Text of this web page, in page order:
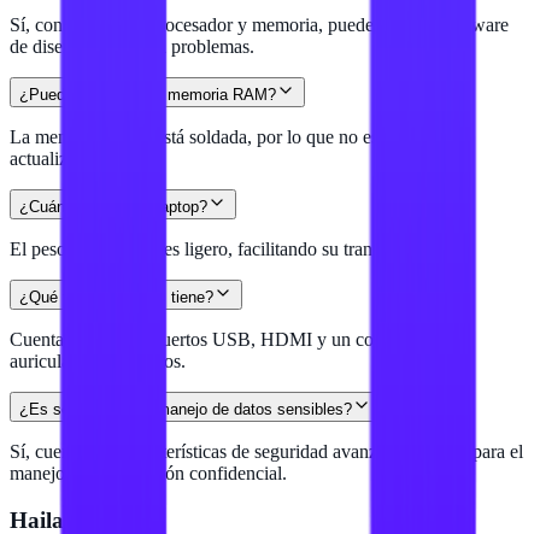
Sí, con su potente procesador y memoria, puede manejar software
de diseño gráfico sin problemas.
¿Puedo actualizar la memoria RAM?
La memoria RAM está soldada, por lo que no es posible
actualizarla.
¿Cuánto pesa esta laptop?
El peso de la laptop es ligero, facilitando su transporte diario.
¿Qué tipo de puertos tiene?
Cuenta con varios puertos USB, HDMI y un conector para
auriculares, entre otros.
¿Es segura para el manejo de datos sensibles?
Sí, cuenta con características de seguridad avanzadas ideales para el
manejo de información confidencial.
Hailan Store